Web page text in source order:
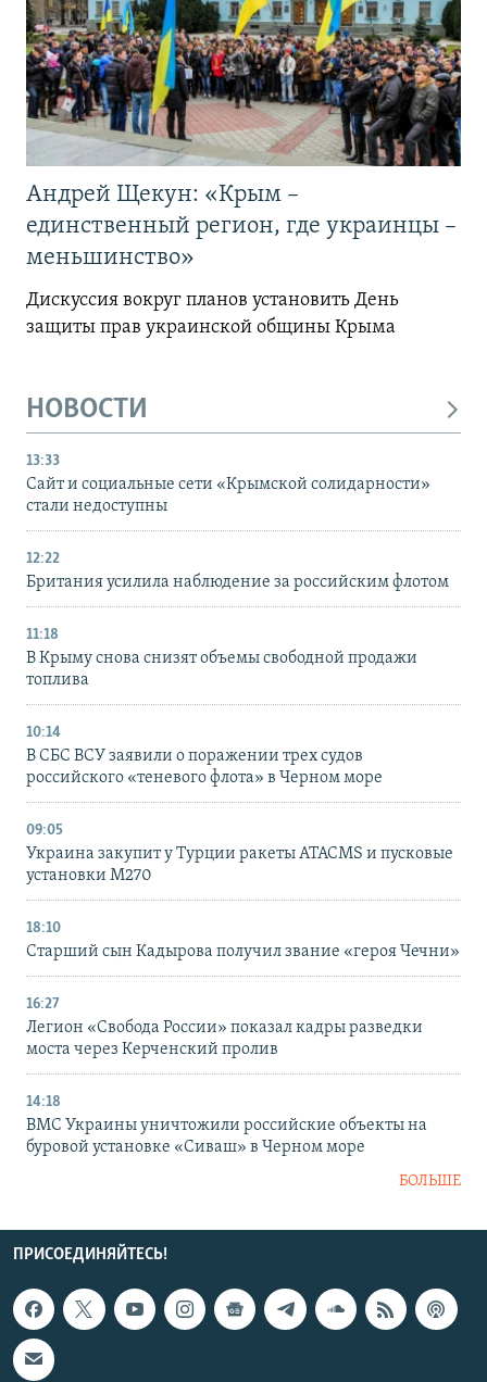
Андрей Щекун: «Крым –
единственный регион, где украинцы –
меньшинство»
Дискуссия вокруг планов установить День
защиты прав украинской общины Крыма
НОВОСТИ
13:33
Сайт и социальные сети «Крымской солидарности»
стали недоступны
12:22
Британия усилила наблюдение за российским флотом
11:18
В Крыму снова снизят объемы свободной продажи
топлива
10:14
В СБС ВСУ заявили о поражении трех судов
российского «теневого флота» в Черном море
09:05
Украина закупит у Турции ракеты ATACMS и пусковые
установки M270
18:10
Старший сын Кадырова получил звание «героя Чечни»
16:27
Легион «Свобода России» показал кадры разведки
моста через Керченский пролив
14:18
ВМС Украины уничтожили российские объекты на
буровой установке «Сиваш» в Черном море
БОЛЬШЕ
ПРИСОЕДИНЯЙТЕСЬ!